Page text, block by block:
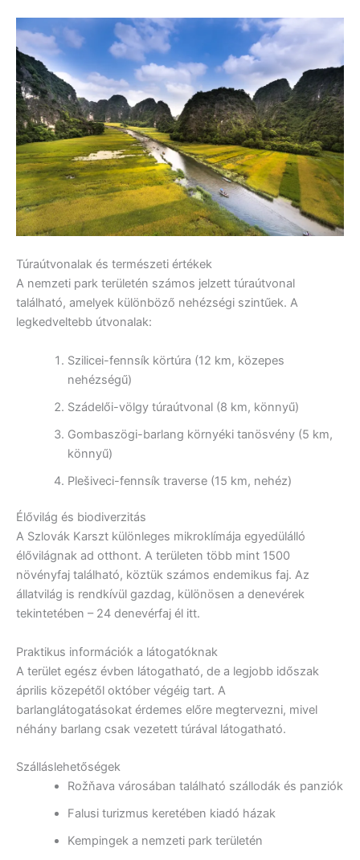
Túraútvonalak és természeti értékek
A nemzeti park területén számos jelzett túraútvonal
található, amelyek különböző nehézségi szintűek. A
legkedveltebb útvonalak:
Szilicei-fennsík körtúra (12 km, közepes
nehézségű)
Szádelői-völgy túraútvonal (8 km, könnyű)
Gombaszögi-barlang környéki tanösvény (5 km,
könnyű)
Plešiveci-fennsík traverse (15 km, nehéz)
Élővilág és biodiverzitás
A Szlovák Karszt különleges mikroklímája egyedülálló
élővilágnak ad otthont. A területen több mint 1500
növényfaj található, köztük számos endemikus faj. Az
állatvilág is rendkívül gazdag, különösen a denevérek
tekintetében – 24 denevérfaj él itt.
Praktikus információk a látogatóknak
A terület egész évben látogatható, de a legjobb időszak
április közepétől október végéig tart. A
barlanglátogatásokat érdemes előre megtervezni, mivel
néhány barlang csak vezetett túrával látogatható.
Szálláslehetőségek
Rožňava városában található szállodák és panziók
Falusi turizmus keretében kiadó házak
Kempingek a nemzeti park területén